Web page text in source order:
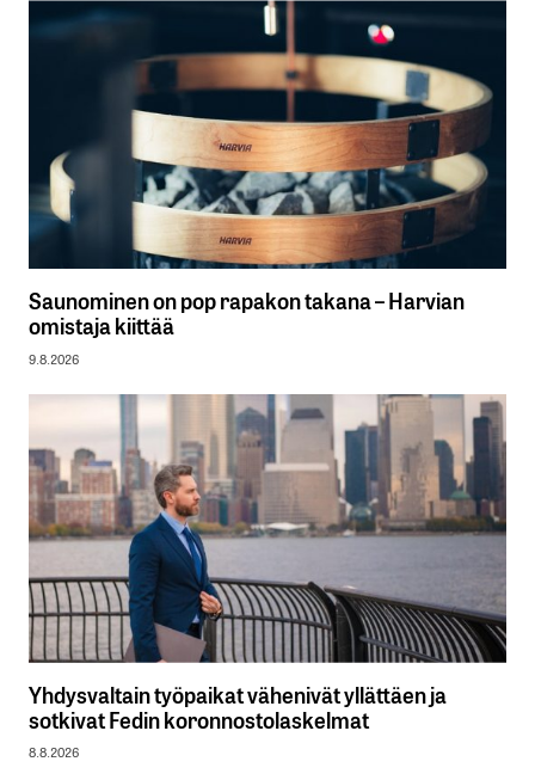
Saunominen on pop rapakon takana – Harvian
omistaja kiittää
9.8.2026
Yhdysvaltain työpaikat vähenivät yllättäen ja
sotkivat Fedin koronnostolaskelmat
8.8.2026